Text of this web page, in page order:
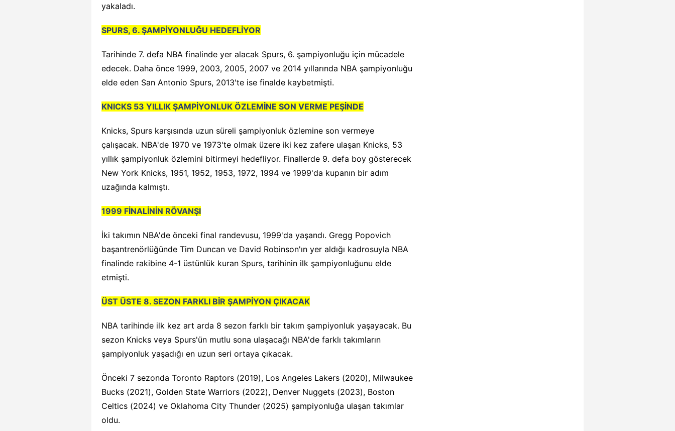
yakaladı.
SPURS, 6. ŞAMPİYONLUĞU HEDEFLİYOR
Tarihinde 7. defa NBA finalinde yer alacak Spurs, 6. şampiyonluğu için mücadele
edecek. Daha önce 1999, 2003, 2005, 2007 ve 2014 yıllarında NBA şampiyonluğu
elde eden San Antonio Spurs, 2013'te ise finalde kaybetmişti.
KNICKS 53 YILLIK ŞAMPİYONLUK ÖZLEMİNE SON VERME PEŞİNDE
Knicks, Spurs karşısında uzun süreli şampiyonluk özlemine son vermeye
çalışacak. NBA'de 1970 ve 1973'te olmak üzere iki kez zafere ulaşan Knicks, 53
yıllık şampiyonluk özlemini bitirmeyi hedefliyor. Finallerde 9. defa boy gösterecek
New York Knicks, 1951, 1952, 1953, 1972, 1994 ve 1999'da kupanın bir adım
uzağında kalmıştı.
1999 FİNALİNİN RÖVANŞI
İki takımın NBA'de önceki final randevusu, 1999'da yaşandı. Gregg Popovich
başantrenörlüğünde Tim Duncan ve David Robinson'ın yer aldığı kadrosuyla NBA
finalinde rakibine 4-1 üstünlük kuran Spurs, tarihinin ilk şampiyonluğunu elde
etmişti.
ÜST ÜSTE 8. SEZON FARKLI BİR ŞAMPİYON ÇIKACAK
NBA tarihinde ilk kez art arda 8 sezon farklı bir takım şampiyonluk yaşayacak. Bu
sezon Knicks veya Spurs'ün mutlu sona ulaşacağı NBA'de farklı takımların
şampiyonluk yaşadığı en uzun seri ortaya çıkacak.
Önceki 7 sezonda Toronto Raptors (2019), Los Angeles Lakers (2020), Milwaukee
Bucks (2021), Golden State Warriors (2022), Denver Nuggets (2023), Boston
Celtics (2024) ve Oklahoma City Thunder (2025) şampiyonluğa ulaşan takımlar
oldu.